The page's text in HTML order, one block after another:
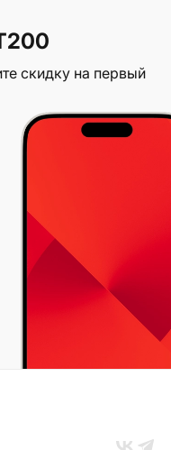
скидку на первый